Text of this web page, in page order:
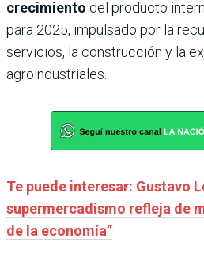
crecimiento del producto
para 2025, impulsado por la
servicios, la construcción y la
agroindustriales.
Te puede interesar: Gustavo
supermercadismo refleja de
de la economía”